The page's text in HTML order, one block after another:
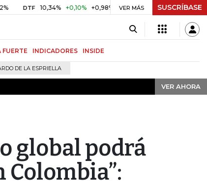
10,34% +0,10% +0,98% UVR $ 416,91 +$ 0,05 +0,01%
VER MÁS SUSCRÍBASE
FUERTE INDICADORES INSIDE
DE LA ESPRIELLA
VER AHORA
VER AHORA
global podrá